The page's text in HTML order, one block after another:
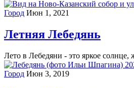
Город Июн 1, 2021
Летняя Лебедянь
Лето в Лебедяни - это яркое
Город Июн 3, 2019